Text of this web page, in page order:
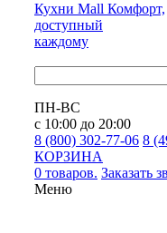
Кухни Mall Комфорт,
доступный
каждому
ПН-ВС
с 10:00 до 20:00
8 (800) 302-77-06 8
КОРЗИНА
0 товаров. Заказать
Меню